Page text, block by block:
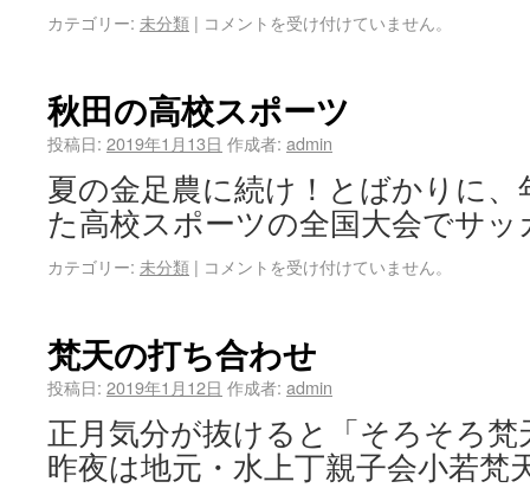
カテゴリー: 未分類 | コメントを受け付けていません。
秋田の高校スポーツ
投稿日: 2019年1月13日 作成者: admin
夏の金足農に続け！とばかりに
た高校スポーツの全国大会でサ
カテゴリー: 未分類 | コメントを受け付けていません。
梵天の打ち合わせ
投稿日: 2019年1月12日 作成者: admin
正月気分が抜けると「そろそろ
昨夜は地元・水上丁親子会小若